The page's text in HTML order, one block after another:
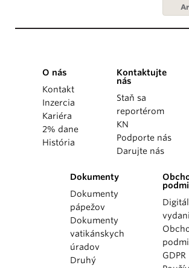
O nás
Kontakt
Inzercia
Kariéra
2% dane
História
Kontaktujte
nás
Staň sa
reportérom
KN
Podporte nás
Darujte nás
Dokumenty
Dokumenty
pápežov
Dokumenty
vatikánskych
úradov
Druhý
GDPR